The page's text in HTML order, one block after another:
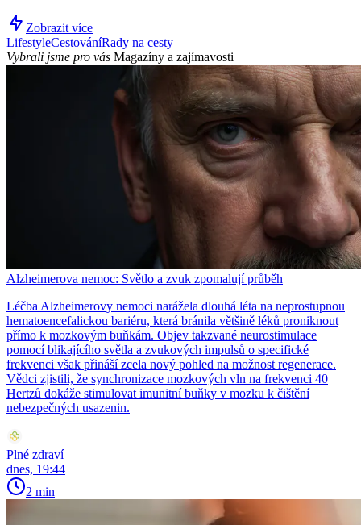
Zobrazit více
LifestyleCestováníRady na cesty
Vybrali jsme pro vás Magazíny a zajímavosti
Alzheimerova nemoc: Světlo a zvuk zpomalují průběh
Léčba Alzheimerovy nemoci narážela dlouhá léta na neprostupnou
hematoencefalickou bariéru, která bránila většině léků proniknout
přímo k mozkovým buňkám. Objev takzvané neurostimulace
pomocí blikajícího světla a zvukových impulsů o specifické
frekvenci však přináší zcela nový pohled na možnost regenerace.
Vědci zjistili, že synchronizace mozkových vln na frekvenci 40
Hertzů dokáže stimulovat imunitní buňky v mozku k čištění
nebezpečných usazenin.
Plné zdraví
dnes, 19:44
2 min